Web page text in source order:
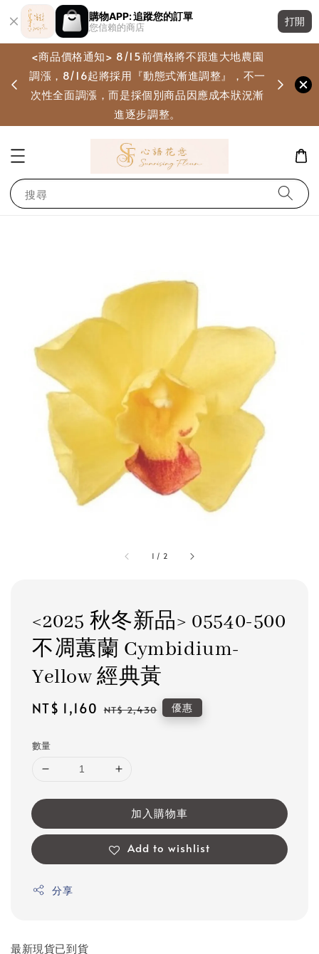
購物APP: 追蹤您的訂單
您信賴的商店
打開
<商品價格通知> 8/15前價格將不跟進大地農園
調漲，8/16起將採用『動態式漸進調整』，不一
次性全面調漲，而是採個別商品因應成本狀況漸
進逐步調整。
搜尋
1 / 2
<2025 秋冬新品> 05540-500
不凋蕙蘭 Cymbidium-
Yellow 經典黃
Sale
NT$ 1,160 Regular
NT$ 2,430 優惠
數量
加入購物車
Add to wishlist
分享
最新現貨已到貨